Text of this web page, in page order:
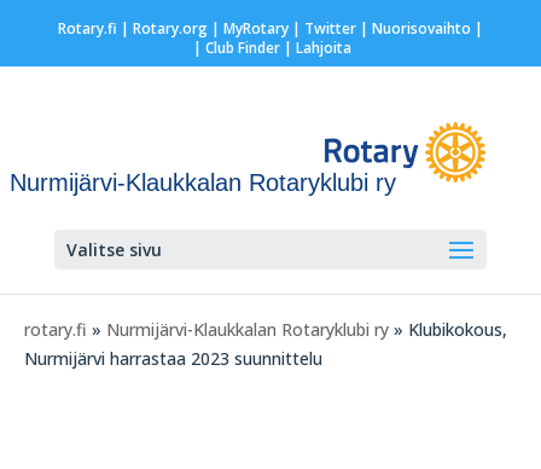
Rotary.fi | Rotary.org| MyRotary| Twitter| Nuorisovaihto |
| Club Finder| Lahjoita
Nurmijärvi-Klaukkalan Rotaryklubi ry
Valitse sivu
rotary.fi » Nurmijärvi-Klaukkalan Rotaryklubi ry » Klubikokous,
Nurmijärvi harrastaa 2023 suunnittelu